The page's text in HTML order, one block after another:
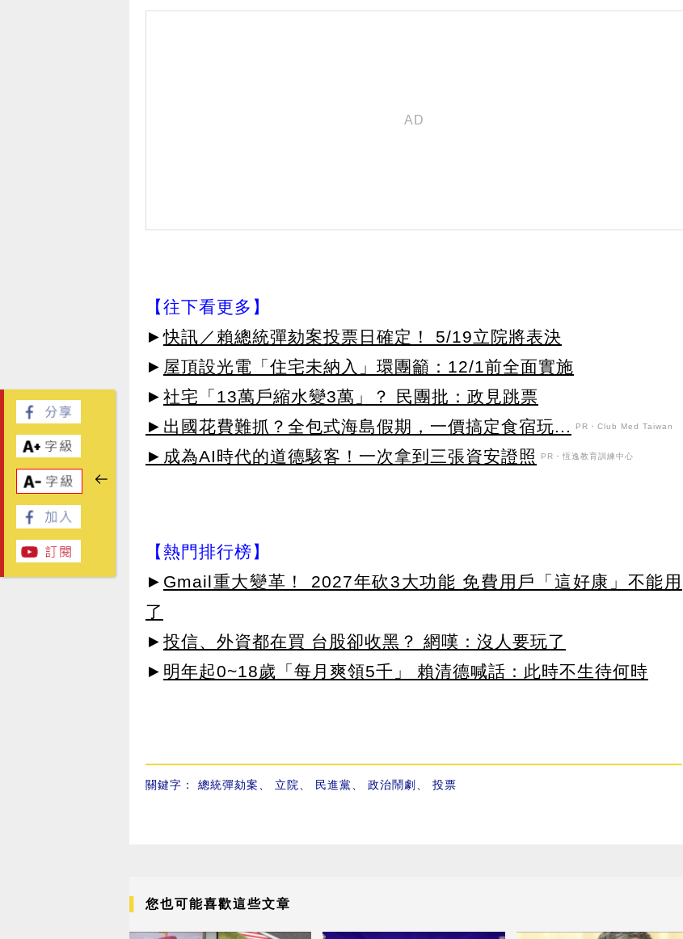
【往下看更多】
►快訊／賴總統彈劾案投票日確定！ 5/19立院將表決
► 屋頂設光電「住宅未納入」環團籲：12/1前全面實施
► 社宅「13萬戶縮水變3萬」？ 民團批：政見跳票
►出國花費難抓？全包式海島假期，一價搞定食宿玩...
PR・Club Med Taiwan
►成為AI時代的道德駭客！一次拿到三張資安證照 PR・恆逸教育訓練中心
【熱門排行榜】
► Gmail重大變革！ 2027年砍3大功能 免費用戶「這好康」不能用
了
► 投信、外資都在買 台股卻收黑？ 網嘆：沒人要玩了
► 明年起0~18歲「每月爽領5千」 賴清德喊話：此時不生待何時
關鍵字： 總統彈劾案 立院 民進黨 政治鬧劇 投票
您也可能喜歡這些文章